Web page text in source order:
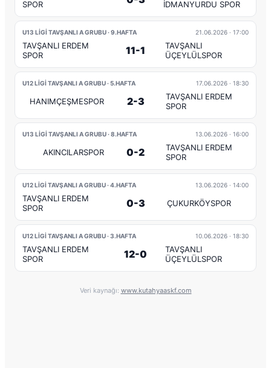
SPOR
İDMANYURDU SPOR
U13 LİGİ TAVŞANLI A GRUBU · 9.HAFTA 21.06.2026 · 17:00
TAVŞANLI ERDEM
SPOR
11-1
TAVŞANLI
ÜÇEYLÜLSPOR
U12 LİGİ TAVŞANLI A GRUBU · 5.HAFTA 17.06.2026 · 18:30
HANIMÇEŞMESPOR 2-3
TAVŞANLI ERDEM
SPOR
U13 LİGİ TAVŞANLI A GRUBU · 8.HAFTA 13.06.2026 · 16:00
AKINCILARSPOR 0-2
TAVŞANLI ERDEM
SPOR
U12 LİGİ TAVŞANLI A GRUBU · 4.HAFTA 13.06.2026 · 14:00
TAVŞANLI ERDEM
SPOR
0-3 ÇUKURKÖYSPOR
U12 LİGİ TAVŞANLI A GRUBU · 3.HAFTA 10.06.2026 · 18:30
TAVŞANLI ERDEM
SPOR
12-0
TAVŞANLI
ÜÇEYLÜLSPOR
Veri kaynağı: www.kutahyaaskf.com